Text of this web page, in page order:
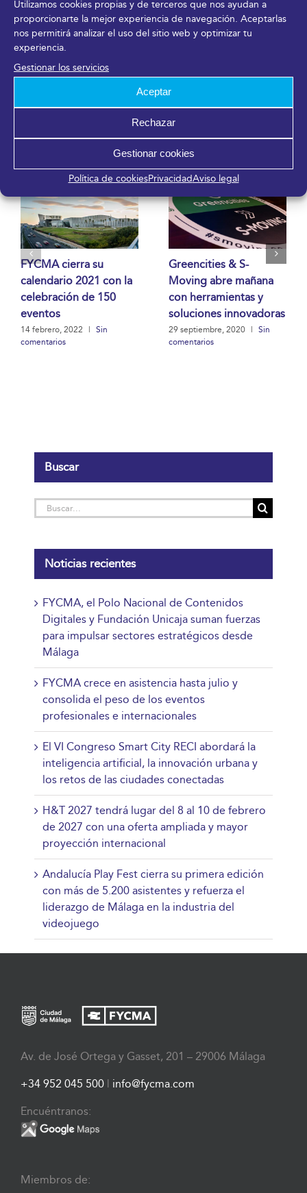
Utilizamos cookies propias y de terceros que nos ayudan a
proporcionarte la mejor experiencia de navegación. Aceptarlas
nos permitirá analizar el uso del sitio web y optimizar tu
experiencia.
Gestionar los servicios
Aceptar
Rechazar
Gestionar cookies
Política de cookiesPrivacidadAviso legal
¡Comparte en tus redes sociales!
Facebook
FYCMA cierra su
calendario 2021 con la
celebración de 150
eventos
14 febrero, 2022
Sin
comentarios
Greencities & S-
Moving abre mañana
con herramientas y
soluciones innovadoras
29 septiembre, 2020
Sin
comentarios
Buscar
Buscar:
Noticias recientes
FYCMA, el Polo Nacional de Contenidos
Digitales y Fundación Unicaja suman fuerzas
para impulsar sectores estratégicos desde
Málaga
FYCMA crece en asistencia hasta julio y
consolida el peso de los eventos
profesionales e internacionales
El VI Congreso Smart City RECI abordará la
inteligencia artificial, la innovación urbana y
los retos de las ciudades conectadas
H&T 2027 tendrá lugar del 8 al 10 de febrero
de 2027 con una oferta ampliada y mayor
proyección internacional
Andalucía Play Fest cierra su primera edición
con más de 5.200 asistentes y refuerza el
liderazgo de Málaga en la industria del
videojuego
Av. de José Ortega y Gasset, 201 – 29006 Málaga
+34 952 045 500 info@fycma.com
Encuéntranos:
Miembros de: